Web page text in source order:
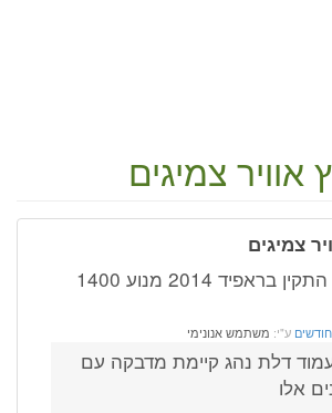
צמיגים
צמיגים
מה לחץ האויר התקין בראפיד 2014 מנוע 1400
ע"י: משתמש אנונימי
דלת נהג קיימת מדבקה עם
אלו